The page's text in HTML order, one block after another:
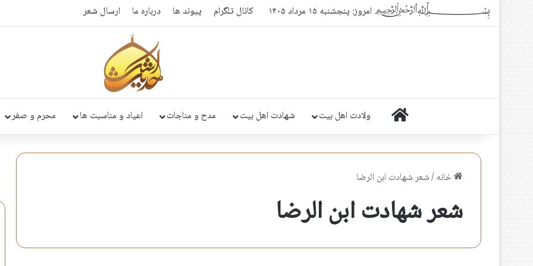
﷽ امروز: پنجشنبه ۱۵ مرداد ۱۴۰۵ کانال تلگرام پیوند ها درباره ما ارسال شعر
خانه ولادت اهل بیت شهادت اهل بیت مدح و مناجات اعیاد و مناسبت ها محرم و صفر
خانه/شعر شهادت ابن الرضا
شعر شهادت ابن الرضا